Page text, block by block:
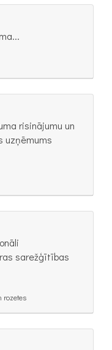
risinājumu un
uzņēmums
sarežģītības
rozetes